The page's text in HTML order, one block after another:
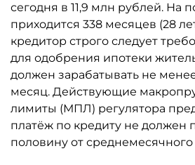
сегодня в 11,9 млн рублей. На
приходится 338 месяцев (28
кредитор строго следует
для одобрения ипотеки
должен зарабатывать не
месяц. Действующие
лимиты (МПЛ) регулятора
платёж по кредиту не должен
половину от среднемесячного